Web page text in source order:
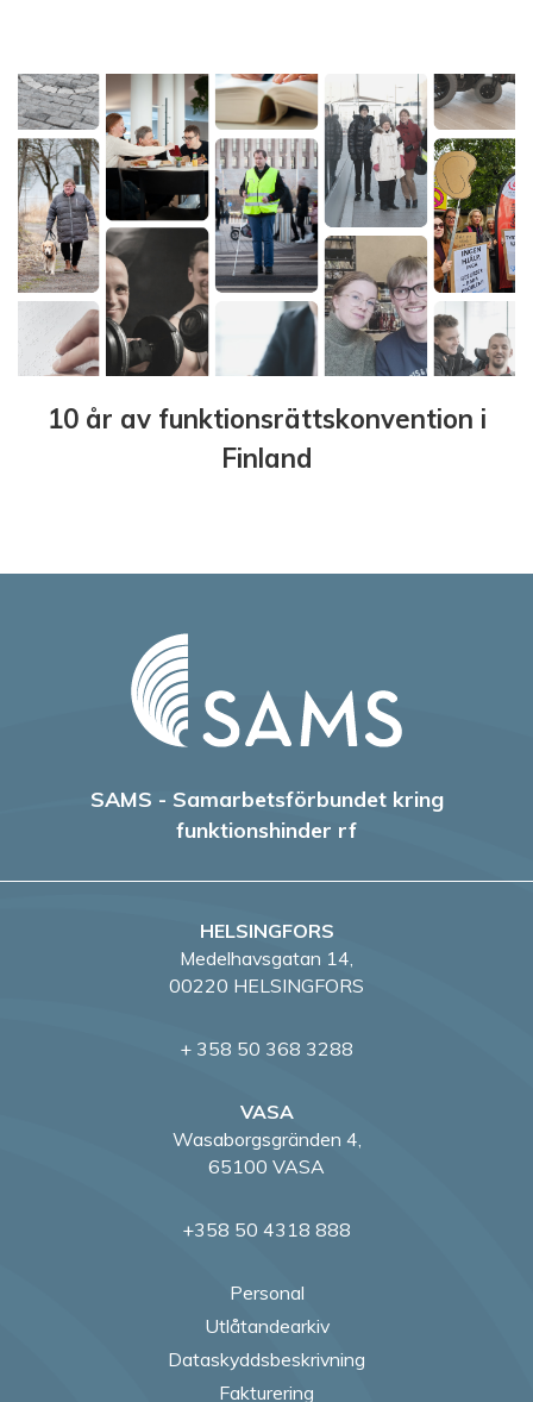
10 år av funktionsrättskonvention i
Finland
SAMS - Samarbetsförbundet kring
funktionshinder rf
HELSINGFORS
Medelhavsgatan 14,
00220 HELSINGFORS
+ 358 50 368 3288
VASA
Wasaborgsgränden 4,
65100 VASA
+358 50 4318 888
Personal
Utlåtandearkiv
Dataskyddsbeskrivning
Fakturering